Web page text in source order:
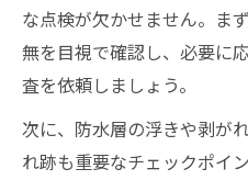
な点検が欠かせません。ま
無を目視で確認し、必要に
査を依頼しましょう。
次に、防水層の浮きや剥が
れ跡も重要なチェックポイ